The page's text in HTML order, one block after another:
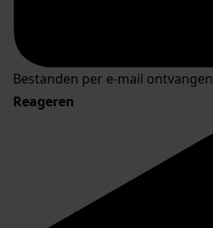
Bestanden per e-mail ontvangen
Reageren